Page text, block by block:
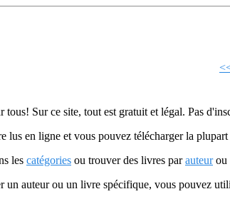
Sur ce site, tout est gratuit et légal. Pas
lus en ligne et vous pouvez télécharger la
les catégories ou trouver des livres parauteurou
un auteur ou un livre spécifique, vous pouvez